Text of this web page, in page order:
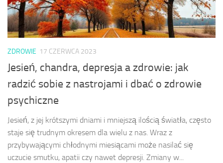
ZDROWIE 17 CZERWCA 2023
Jesień, chandra, depresja a zdrowie: jak
radzić sobie z nastrojami i dbać o zdrowie
psychiczne
Jesień, z jej krótszymi dniami i mniejszą ilością światła, często
staje się trudnym okresem dla wielu z nas. Wraz z
przybywającymi chłodnymi miesiącami może nasilać się
uczucie smutku, apatii czy nawet depresji. Zmiany w...